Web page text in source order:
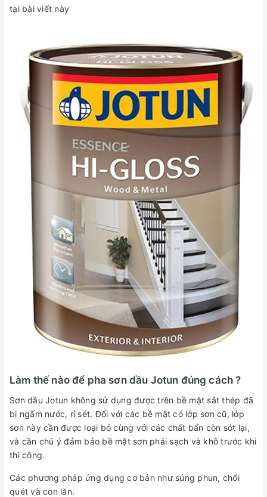
tại bài viết này
Làm thế nào để pha sơn dầu Jotun đúng cách ?
Sơn dầu Jotun không sử dụng được trên bề mặt sắt thép đã
bị ngấm nước, rỉ sét. Đối với các bề mặt có lớp sơn cũ, lớp
sơn này cần được loại bỏ cùng với các chất bẩn còn sót lại,
và cần chú ý đảm bảo bề mặt sơn phải sạch và khô trước khi
thi công.
Các phương pháp ứng dụng cơ bản như súng phun, chổi
quét và con lăn.